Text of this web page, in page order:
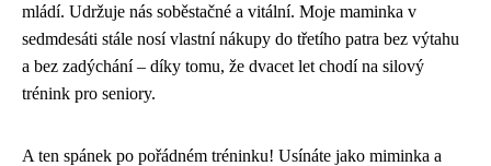
mládí. Udržuje nás soběstačné a vitální. Moje maminka v
sedmdesáti stále nosí vlastní nákupy do třetího patra bez výtahu
a bez zadýchání – díky tomu, že dvacet let chodí na silový
trénink pro seniory.
A ten spánek po pořádném tréninku! Usínáte jako miminka a